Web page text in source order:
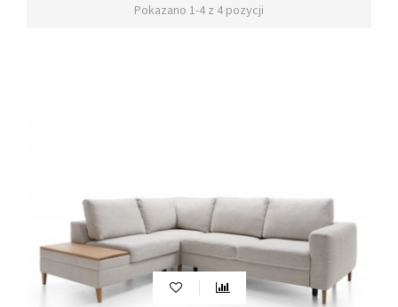
Pokazano 1-4 z 4 pozycji